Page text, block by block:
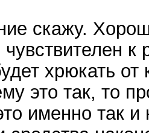
скажу.
чувствителен
хрюкать
это так, то
именно так